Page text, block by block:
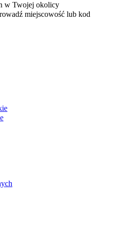
w Twojej okolicy
miejscowość lub kod